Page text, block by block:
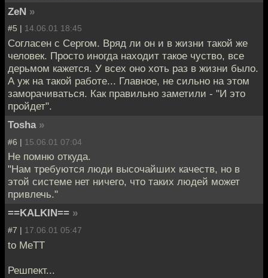
ZeN »
#5 | 14.06.01 18:45
Согласен с Сергом. Вряд ли он и в жизни такой же
человек. Просто иногда находит такое чуство, все
дерьмом кажется. У всех оно хоть раз в жизни было.
А уж на такой работе... Главное, не сильно на этом
заморачиваться. Как правильно заметили - "И это
пройдет".
Tosha »
#6 | 15.06.01 07:04
Не помню откуда.
"Нам требуются люди высочайших качеств, но в
этой системе нет ничего, что таких людей может
привлечь."
==KALKIN== »
#7 | 17.06.01 05:47
to MeTT
Решпект...